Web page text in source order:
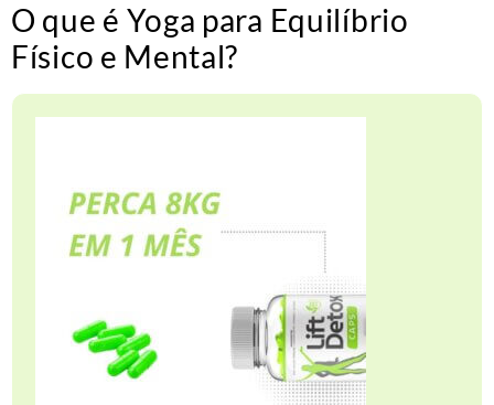
O que é Yoga para Equilíbrio
Físico e Mental?